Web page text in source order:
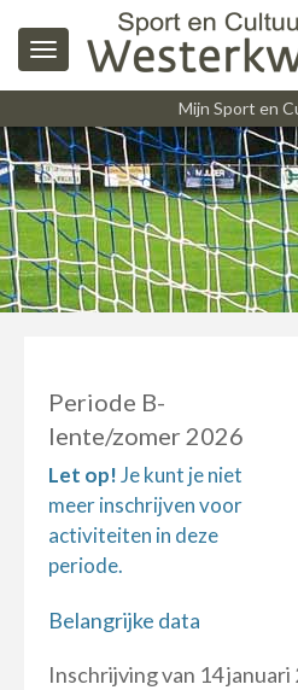
Mijn Sport en
Periode B-
lente/zomer 2026
Let op!Je kunt je niet
meer inschrijven voor
activiteiten in deze
periode.
Belangrijke data
Inschrijving van 14